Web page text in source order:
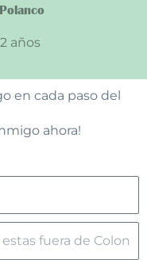
años
en cada paso del
ahora!